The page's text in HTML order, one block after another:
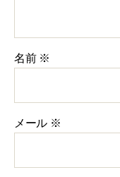
名前 ※
メール ※